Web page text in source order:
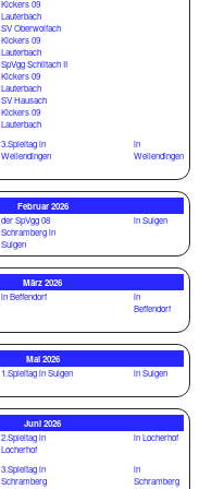
Kickers 09
Lauterbach
SV Oberwolfach
Kickers 09
Lauterbach
SpVgg Schiltach II
Kickers 09
Lauterbach
SV Hausach
Kickers 09
Lauterbach
3.Spieltag in
Wellendingen
in
Wellendingen
Februar 2026
der SpVgg 08
Schramberg in
Sulgen
in Sulgen
März 2026
in Beffendorf
in
Beffendorf
Mai 2026
1.Spieltag in Sulgen in Sulgen
Juni 2026
2.Spieltag in
Locherhof
in Locherhof
3.Spieltag in
Schramberg
in
Schramberg